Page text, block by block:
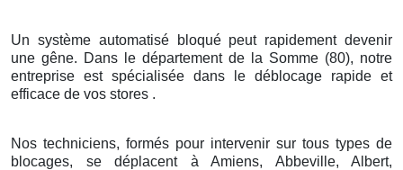
Un système automatisé bloqué peut rapidement devenir
une gêne. Dans le département de la Somme (80), notre
entreprise est spécialisée dans le déblocage rapide et
efficace de vos stores .
Nos techniciens, formés pour intervenir sur tous types de
blocages, se déplacent à Amiens, Abbeville, Albert,